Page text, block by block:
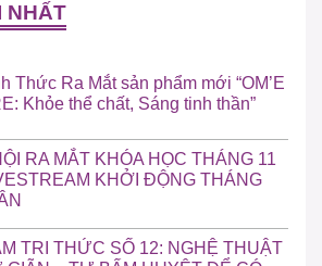
NHẤT
Thức Ra Mắt sản phẩm mới “OM’E
Khỏe thể chất, Sáng tinh thần”
RA MẮT KHÓA HỌC THÁNG 11
KHỞI ĐỘNG THÁNG
TRI THỨC SỐ 12: NGHỆ THUẬT